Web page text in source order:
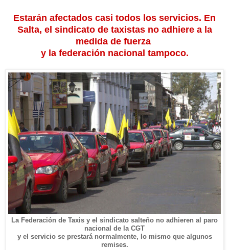
Estarán afectados casi todos los servicios. En
Salta, el sindicato de taxistas no adhiere a la
medida de fuerza
y la federación nacional tampoco.
La Federación de Taxis y el sindicato salteño no adhieren al paro
nacional de la CGT
y el servicio se prestará normalmente, lo mismo que algunos
remises.